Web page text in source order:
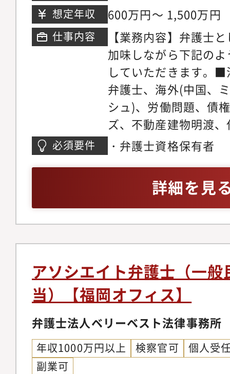
留米ビル4階※希望考
想定年収 600万円～ 1,500万円
仕事内容
【業務内容】弁護士
加味しながら下記の
していただきます。
弁護士、海外(中国、
シュ)、労働問題、債
ズ、不動産建物明渡
件、不動産・法人登
務、コーポレートガ
チャー法務、IPO法
件、紛争案件、知的
テイメント、国際取
個人のお客様向け交
金請求、離婚問題、
産相続、労働問題、
外国人のビザ申請【
の】◆幅広い分野/豊
ているパラリーガル
士が多くの案件に専
必須要件 ・弁護士資格保有者
詳細を見
アソシエイト弁護士（一
当）【福岡オフィス】
弁護士法人ベリーベスト法律事務所
年収1000万円以上 検察官可
個人受
副業可